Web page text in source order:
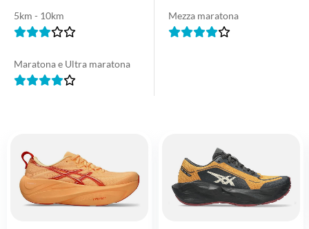
5km - 10km Mezza maratona
Maratona e Ultra maratona